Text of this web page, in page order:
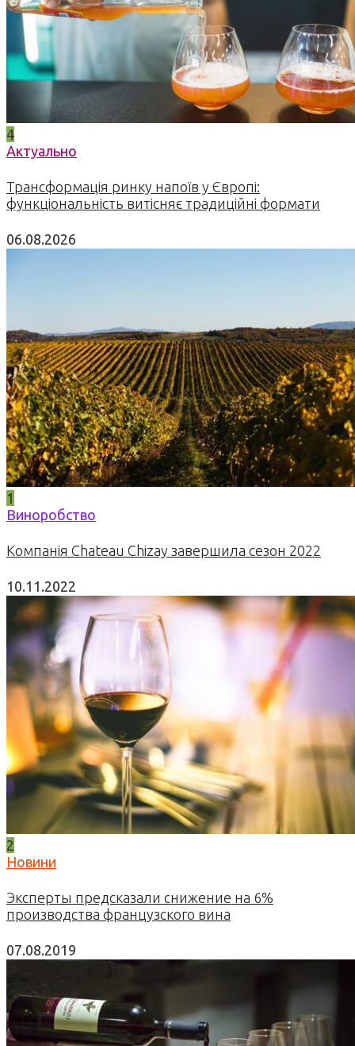
4
Актуально
Трансформація ринку напоїв у Європі:
функціональність витісняє традиційні формати
06.08.2026
1
Виноробство
Компанія Chateau Chizay завершила сезон 2022
10.11.2022
2
Новини
Эксперты предсказали снижение на 6%
производства французского вина
07.08.2019